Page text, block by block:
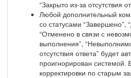
“Закрыто из-за отсутствия
Любой дополнительный
со статусами “Завершено”,
“Отменено в связи с
выполнения”,
отсутствия ответа” будет
проигнорирован системой.
корректировки по старым